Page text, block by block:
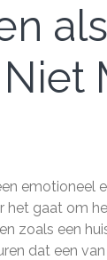
als
emotioneel
het gaat om
zoals een
dat een